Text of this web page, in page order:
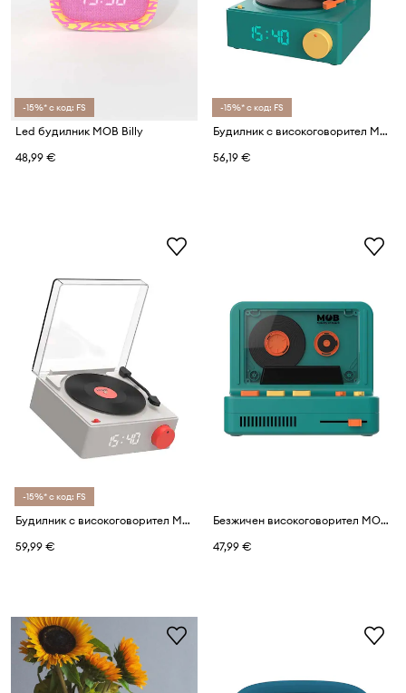
-15%* с код: FS
Led будилник MOB Billy
48,99 €
-15%* с код: FS
Будилник с високоговорител MOB Gramofon
56,19 €
-15%* с код: FS
Будилник с високоговорител MOB Gramofon
59,99 €
Безжичен високоговорител MOB Retro
47,99 €